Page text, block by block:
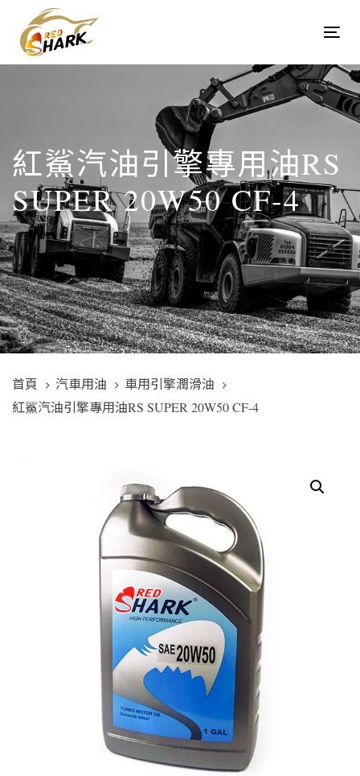
links
content
紅鯊汽油引擎專用油RS
SUPER 20W50 CF-4
首頁 汽車用油
車用引擎潤滑油
紅鯊汽油引擎專用油RS SUPER 20W50 CF-4